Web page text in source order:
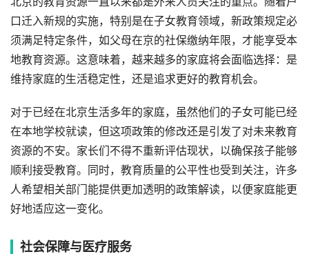
口迁入新规的实施，特别是在子女教育领域，新政策规定必
须满足特定条件，如父母在京的社保缴纳年限，才能享受本
地教育资源。这意味着，越来越多的家庭将会面临选择：是
维持家庭的生活稳定性，还是追求更好的教育机会。
对于已经在北京生活多年的家庭，虽然他们的子女可能已经
在本地学校就读，但这项政策的修改还是引发了对未来教育
资源的不安。家长们不得不重新评估现状，以确保孩子能够
顺利接受教育。同时，教育质量的公平性也受到关注，许多
人希望相关部门能提供更加透明的政策解读，以便家庭能更
好地适应这一变化。
社会保障与医疗服务